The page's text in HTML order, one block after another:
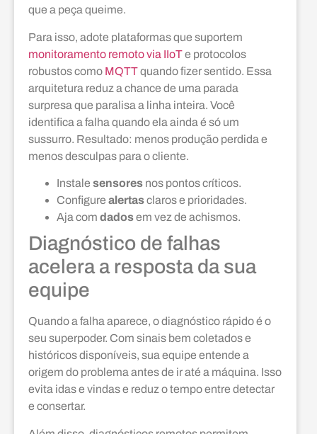
que a peça queime.
Para isso, adote plataformas que suportem
monitoramento remoto via IIoTe protocolos
robustos como MQTTquando fizer sentido. Essa
arquitetura reduz a chance de uma parada
surpresa que paralisa a linha inteira. Você
identifica a falha quando ela ainda é só um
sussurro. Resultado: menos produção perdida e
menos desculpas para o cliente.
Instale sensores nos pontos críticos.
Configure alertasclaros e prioridades.
Aja com dadosem vez de achismos.
Diagnóstico de falhas
acelera a resposta da sua
equipe
Quando a falha aparece, o diagnóstico rápido é o
seu superpoder. Com sinais bem coletados e
históricos disponíveis, sua equipe entende a
origem do problema antes de ir até a máquina. Isso
evita idas e vindas e reduz o tempo entre detectar
e consertar.